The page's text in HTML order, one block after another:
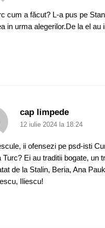
cum a făcut? L-a pus pe
in urma alegerilor.De la el au
cap limpede
12 iulie 2024 la 18:24
ii ofensezi pe psd-isti
Turc? Ei au traditii bogate, un
de la Stalin, Beria, Ana
Iliescu!